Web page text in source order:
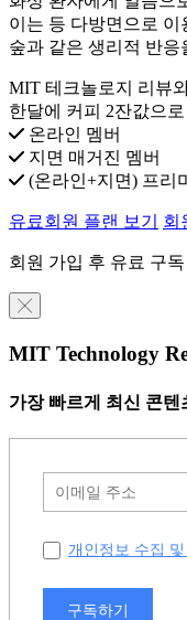
이는 등 다방면으로 이
숲과 같은 생리적 반응
MIT 테크놀로지 리뷰
한달에 커피 2잔값으로
온라인 멤버
지면 매거진 멤버
(온라인+지면) 프리
유료회원 플랜 보기 회
회원 가입 후 유료 구
╳
MIT Technology
가장 빠르게 최신 콘텐
개인정보 수집
구독하기